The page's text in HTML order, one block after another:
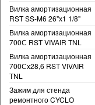
Вилка амортизационная
RST SS-M6 26"х1 1/8"
Вилка амортизационная
700С RST VIVAIR TNL
Вилка амортизационная
700Сх28,6 RST VIVAIR
TNL
Зажим для стенда
ремонтного CYCLO